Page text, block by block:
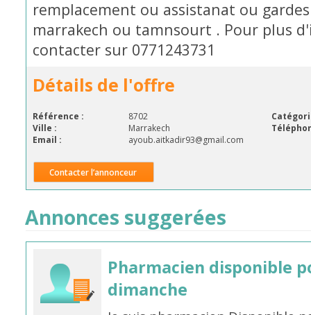
remplacement ou assistanat ou
marrakech ou tamnsourt . Pour plus
contacter sur 0771243731
Détails de l'offre
Référence : 8702
Ville :
Marrakech
Email :
ayoub.aitkadir93@gmail.com
Contacter l’annonceur
Annonces suggerées
Pharmacien disponible
dimanche